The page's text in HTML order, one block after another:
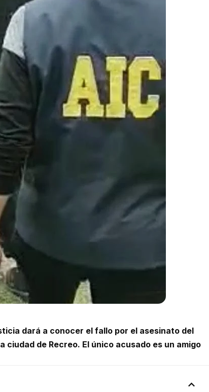
dará a conocer el fallo por el asesinato del
ciudad de Recreo. El único acusado es un amigo